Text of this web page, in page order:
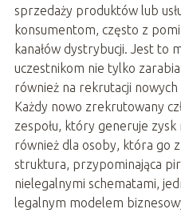
sprzedaży produktów lub
konsumentom, często z
kanałów dystrybucji. Jest to
uczestnikom nie tylko
również na rekrutacji nowych
Każdy nowo zrekrutowany
zespołu, który generuje
również dla osoby, która go
struktura, przypominająca
nielegalnymi schematami,
legalnym modelem